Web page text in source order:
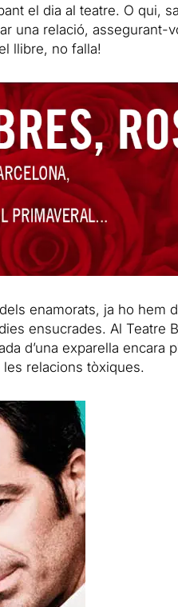
el dia al teatre. O qui,
una relació, assegurant-
llibre, no falla!
enamorats, ja ho hem
ensucrades. Al Teatre
d’una exparella encara
relacions tòxiques.